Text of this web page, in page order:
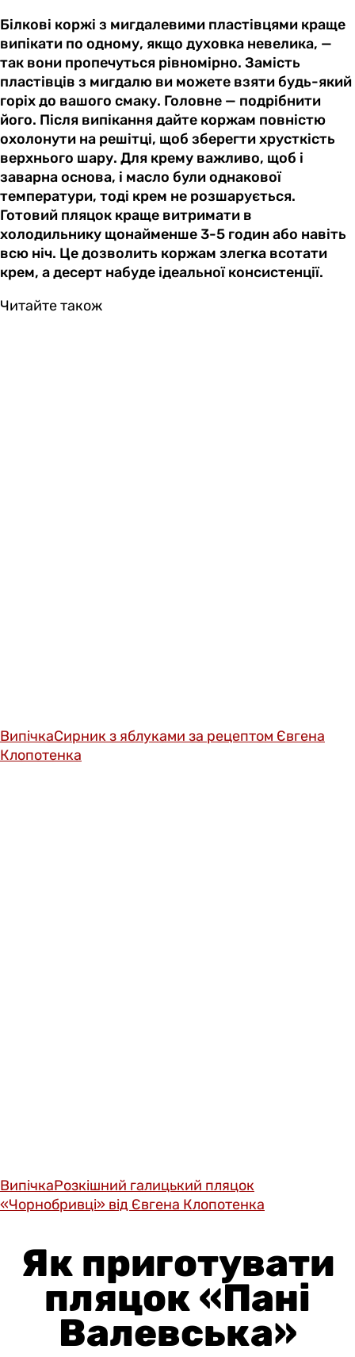
Білкові коржі з мигдалевими пластівцями краще
випікати по одному, якщо духовка невелика, —
так вони пропечуться рівномірно. Замість
пластівців з мигдалю ви можете взяти будь-який
горіх до вашого смаку. Головне — подрібнити
його. Після випікання дайте коржам повністю
охолонути на решітці, щоб зберегти хрусткість
верхнього шару. Для крему важливо, щоб і
заварна основа, і масло були однакової
температури, тоді крем не розшарується.
Готовий пляцок краще витримати в
холодильнику щонайменше 3-5 годин або навіть
всю ніч. Це дозволить коржам злегка всотати
крем, а десерт набуде ідеальної консистенції.
Читайте також
ВипічкаСирник з яблуками за рецептом Євгена
Клопотенка
ВипічкаРозкішний галицький пляцок
«Чорнобривці» від Євгена Клопотенка
Як приготувати
пляцок «Пані
Валевська»